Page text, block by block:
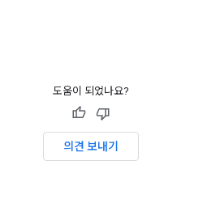
도움이 되었나요?
의견 보내기